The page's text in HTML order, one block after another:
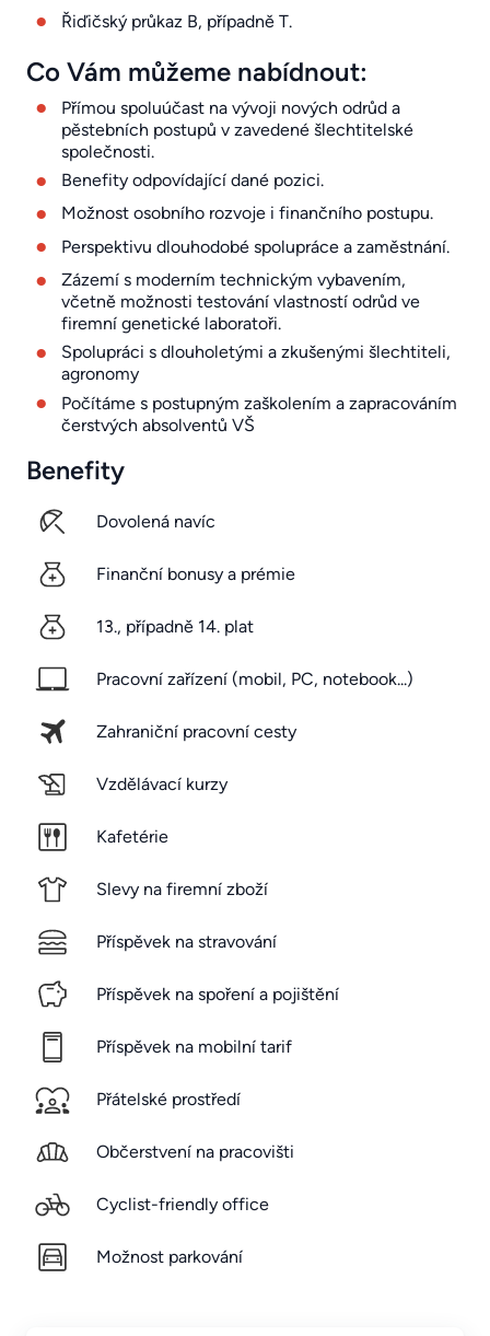
Řiďičský průkaz B, případně T.
Co Vám můžeme nabídnout:
Přímou spoluúčast na vývoji nových odrůd a
pěstebních postupů v zavedené šlechtitelské
společnosti.
Benefity odpovídající dané pozici.
Možnost osobního rozvoje i finančního postupu.
Perspektivu dlouhodobé spolupráce a zaměstnání.
Zázemí s moderním technickým vybavením,
včetně možnosti testování vlastností odrůd ve
firemní genetické laboratoři.
Spolupráci s dlouholetými a zkušenými šlechtiteli,
agronomy
Počítáme s postupným zaškolením a zapracováním
čerstvých absolventů VŠ
Benefity
Dovolená navíc
Finanční bonusy a prémie
13., případně 14. plat
Pracovní zařízení (mobil, PC, notebook...)
Zahraniční pracovní cesty
Vzdělávací kurzy
Kafetérie
Slevy na firemní zboží
Příspěvek na stravování
Příspěvek na spoření a pojištění
Příspěvek na mobilní tarif
Přátelské prostředí
Občerstvení na pracovišti
Cyclist-friendly office
Možnost parkování